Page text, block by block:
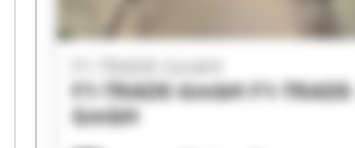
F1-TRADE-GmbHF1-TRADE-
GmbH